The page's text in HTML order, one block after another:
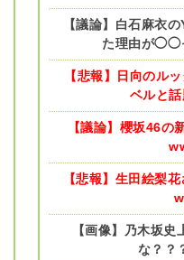
【議論】白石麻衣
た理由が◯◯
【悲報】日向のル
ベルと
【議論】櫻坂46の
【悲報】生田絵梨
【画像】乃木坂
な？？